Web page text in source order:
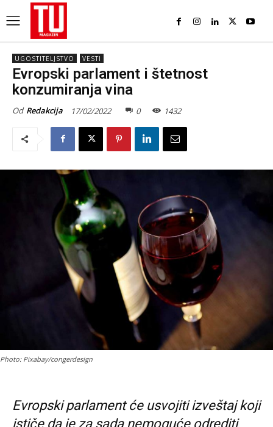
UGOSTITELJSTVO VESTI
Evropski parlament i štetnost
konzumiranja vina
Od Redakcija 17/02/2022 0 1432
Photo: Pixabay/congerdesign
Evropski parlament će usvojiti izveštaj koji
ističe da je za sada nemoguće odrediti